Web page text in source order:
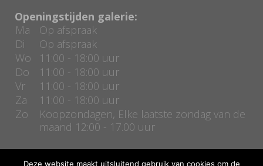
Openingstijden galerie:
Ma
Op afspraak
Di
Op afspraak
Wo
11:00 - 18:00 uur
Do
11:00 - 18:00 uur
Vr
11:00 - 18:00 uur
Za
11:00 - 18:00 uur
Zo
Koopzondagen, Elke laatste zondag van de
maand 12:00 - 17.00 uur
Deze website maakt uitsluitend gebruik van cookies om de